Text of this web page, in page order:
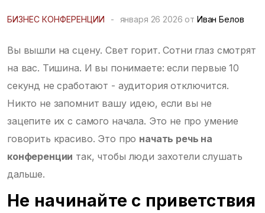
БИЗНЕС КОНФЕРЕНЦИИ - января 26 2026 от Иван Белов
Вы вышли на сцену. Свет горит. Сотни глаз смотрят
на вас. Тишина. И вы понимаете: если первые 10
секунд не сработают - аудитория отключится.
Никто не запомнит вашу идею, если вы не
зацепите их с самого начала. Это не про умение
говорить красиво. Это про начать речь на
конференции так, чтобы люди захотели слушать
дальше.
Не начинайте с приветствия